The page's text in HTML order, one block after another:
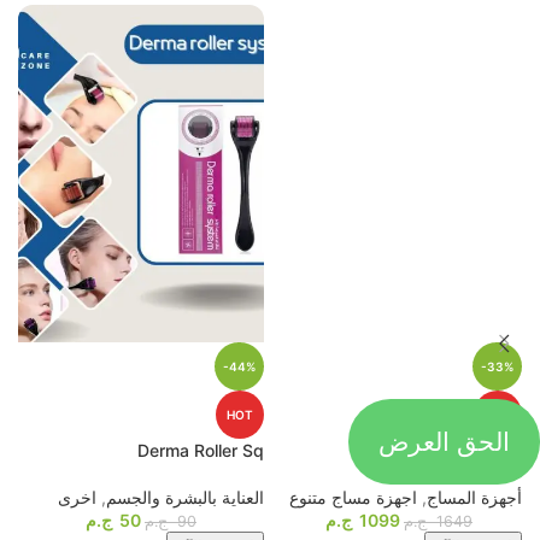
-33%
4D Massage Gun
أجهزة المساج, اجهزة مساج متنوع
1649 ج.م 1099 ج.م
-44%
HOT
Derma Roller Sq
العناية بالبشرة والجسم, اخرى
90 ج.م 50 ج.م
الحق العرض